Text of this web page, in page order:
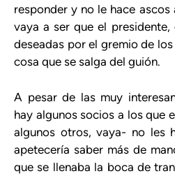
responder y no le hace
vaya a ser que el
deseadas por el gremio de
cosa que se salga del guión.
A pesar de las muy
hay algunos socios a los que
algunos otros, vaya- no les
apetecería saber más de
que se llenaba la boca de